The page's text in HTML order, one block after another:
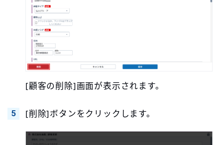
[顧客の削除]画面が表示されます。
[削除]ボタンをクリックします。